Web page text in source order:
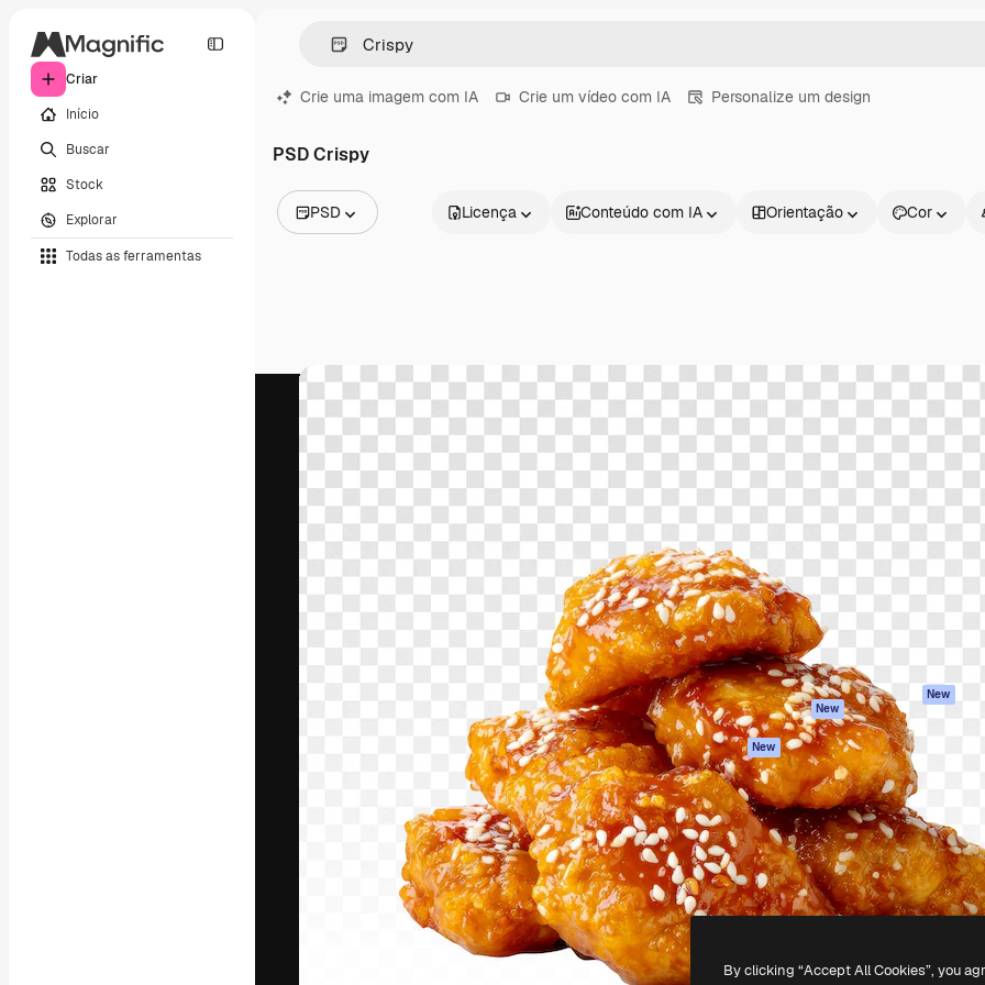
Criar
Início
Buscar
Stock
Explorar
Todas as ferramentas
Crie uma imagem com IA Crie um vídeo com IA Personalize um design
PSD Crispy
PSD
Vídeos
Ícones
Modelos 3D
Fontes
Licença Conteúdo com IA Orientação Cor
A plataforma criativa para você direcionar
assinantes entre criativos, empresas,
agências e estúdios.
Português
Produtos
Assistente de IA
Gerador de
imagens
Gerador de vídeos
Texto para voz
Conteúdo de stock
MCP para
Claude/ChatGPT
New
Agentes New
API
App móvel
Todas as
ferramentas
Começar
Documentação
Termos e
condições
Política de
privacidade
Originais
New
Política de cookies
Central de
confiabilidade
Afiliados
Empresas
Copyright © 2010-2026Freepik Company S.L.U.Todos os direitos reservados.
By clicking “Accept All Cookies”, you